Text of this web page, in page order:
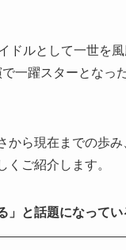
ドルとして一世を
で一躍スターとな
から現在までの歩
くご紹介します。
」と話題になって